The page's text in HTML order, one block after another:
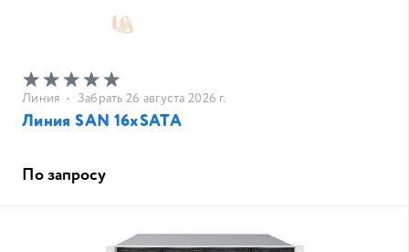
Линия • Забрать 26 августа 2026 г.
Линия SAN 16хSATA
По запросу